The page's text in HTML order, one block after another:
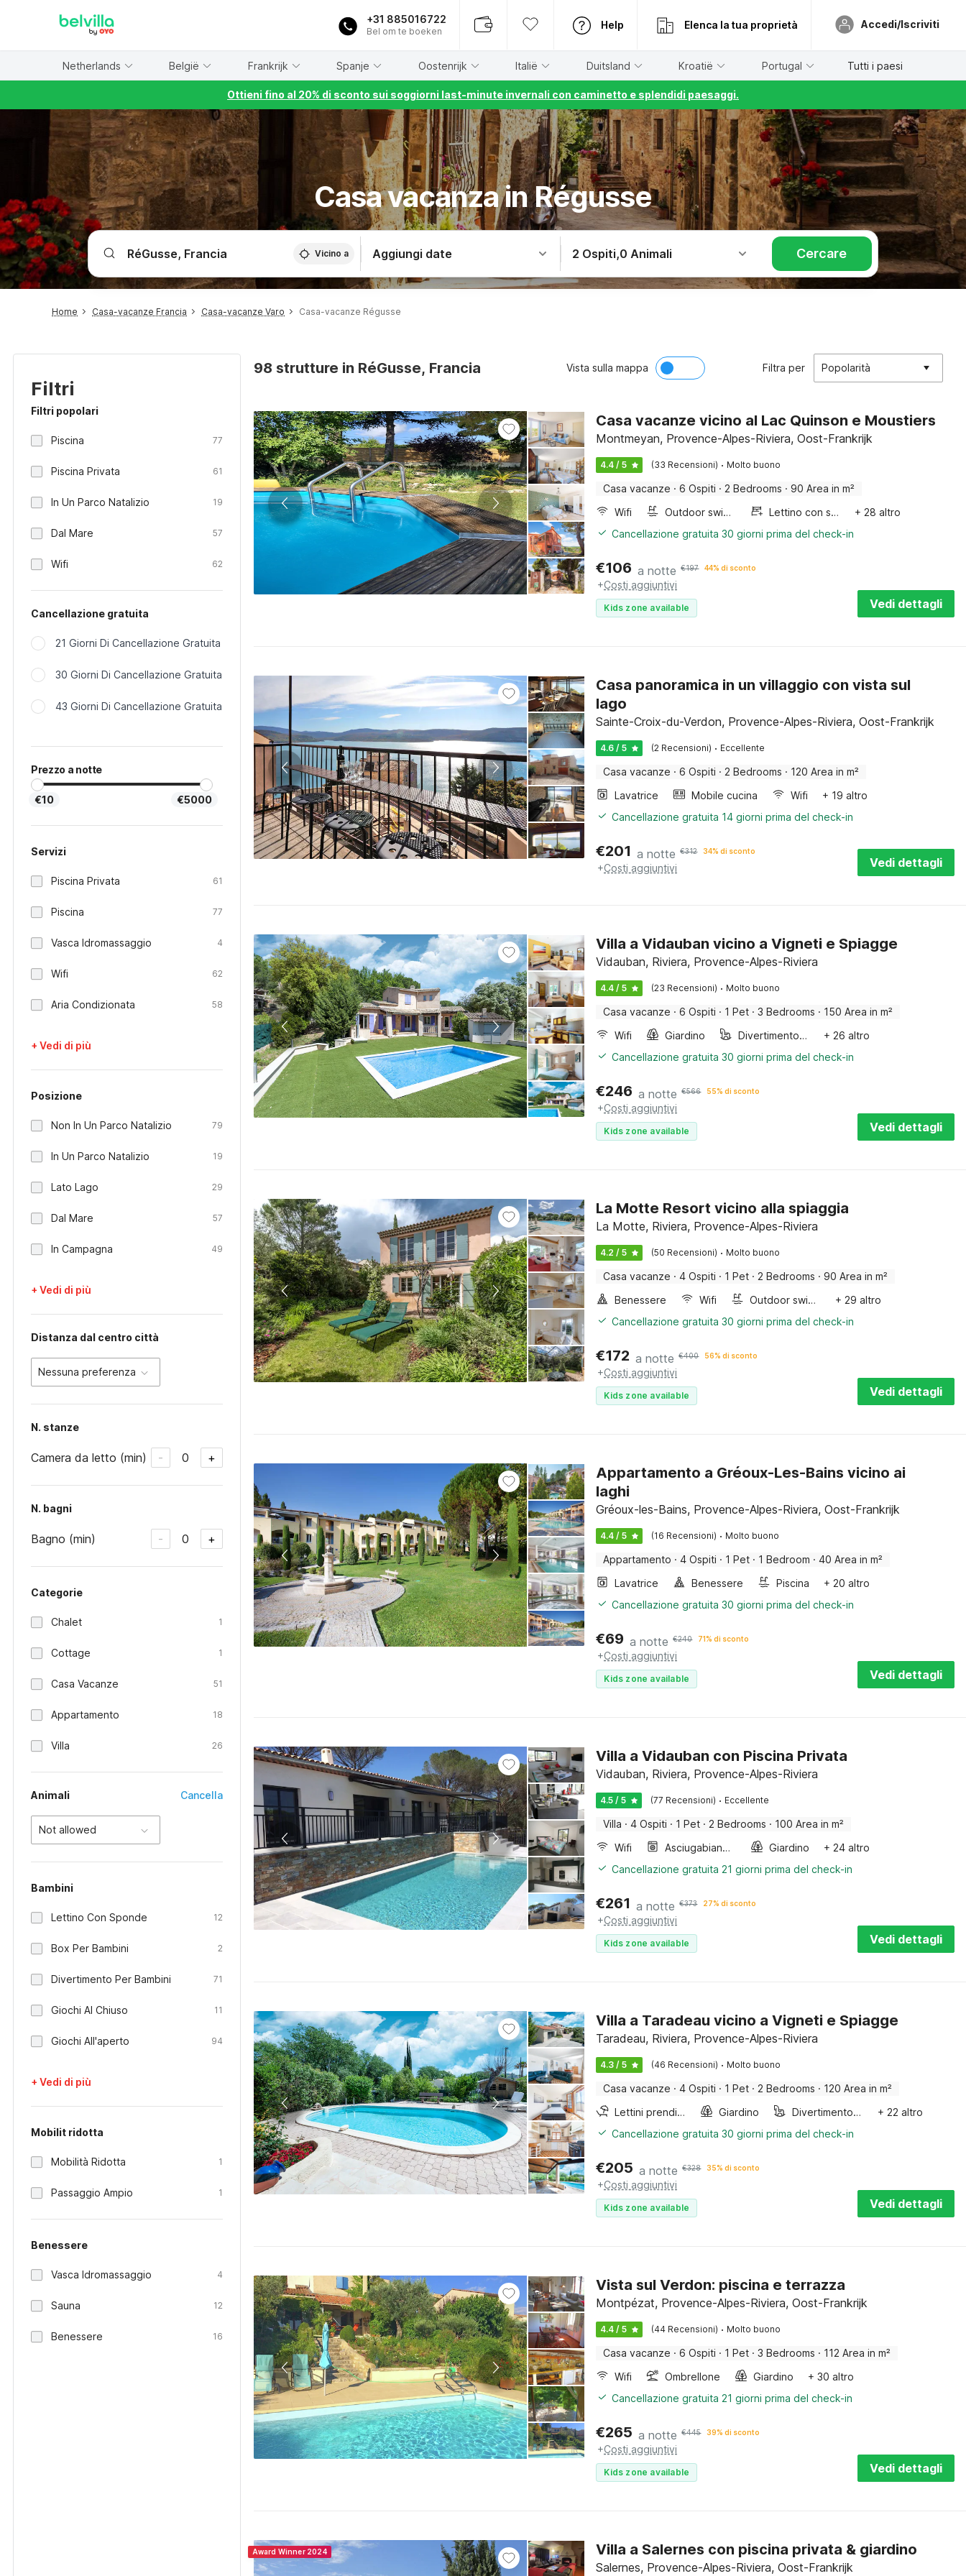
+31 885016722
Bel om te boeken
Help Elenca la tua proprietà Accedi/Iscriviti
Netherlands België Frankrijk Spanje Oostenrijk Italië Duitsland Kroatië Portugal Tutti i paesi
Ottieni fino al 20% di sconto sui soggiorni last-minute invernali con caminetto e splendidi paesaggi.
Casa vacanza in Régusse
Vicino a Aggiungi date 2 Ospiti,0 Animali Cercare
Home Casa-vacanze Francia Casa-vacanze Varo Casa-vacanze Régusse
Filtri
Filtri popolari
Piscina 77
Piscina Privata 61
In Un Parco Natalizio 19
Dal Mare 57
Wifi 62
Cancellazione gratuita
21 Giorni Di Cancellazione Gratuita
30 Giorni Di Cancellazione Gratuita
43 Giorni Di Cancellazione Gratuita
Prezzo a notte
€10 €5000
Servizi
Piscina Privata 61
Piscina 77
Vasca Idromassaggio 4
Wifi 62
Aria Condizionata 58
+ Vedi di più
Posizione
Non In Un Parco Natalizio 79
In Un Parco Natalizio 19
Lato Lago 29
Dal Mare 57
In Campagna 49
+ Vedi di più
Distanza dal centro città
Nessuna preferenza
N. stanze
Camera da letto (min) - 0 +
N. bagni
Bagno (min) - 0 +
Categorie
Chalet 1
Cottage 1
Casa Vacanze 51
Appartamento 18
Villa 26
Animali Cancella
Not allowed
Bambini
Lettino Con Sponde 12
Box Per Bambini 2
Divertimento Per Bambini 71
Giochi Al Chiuso 11
Giochi All'aperto 94
+ Vedi di più
Mobilit ridotta
Mobilità Ridotta 1
Passaggio Ampio 1
Benessere
Vasca Idromassaggio 4
Sauna 12
Benessere 16
98 strutture in RéGusse, Francia Vista sulla mappa Filtra per Popolarità
Casa vacanze vicino al Lac Quinson e Moustiers
Montmeyan, Provence-Alpes-Riviera, Oost-Frankrijk
4.4 / 5 (33 Recensioni) · Molto buono
Casa vacanze · 6 Ospiti · 2 Bedrooms · 90 Area in m²
Wifi
Outdoor swimming pool Lettino con sponde
+ 28 altro
Cancellazione gratuita 30 giorni prima del check-in
€106 a notte €197 44% di sconto
+Costi aggiuntivi
Kids zone available Vedi dettagli
Casa panoramica in un villaggio con vista sul
lago
Sainte-Croix-du-Verdon, Provence-Alpes-Riviera, Oost-Frankrijk
4.6 / 5 (2 Recensioni) · Eccellente
Casa vacanze · 6 Ospiti · 2 Bedrooms · 120 Area in m²
Lavatrice
Mobile cucina Wifi
+ 19 altro
Cancellazione gratuita 14 giorni prima del check-in
€201 a notte €312 34% di sconto
+Costi aggiuntivi Vedi dettagli
Villa a Vidauban vicino a Vigneti e Spiagge
Vidauban, Riviera, Provence-Alpes-Riviera
4.4 / 5 (23 Recensioni) · Molto buono
Casa vacanze · 6 Ospiti · 1 Pet · 3 Bedrooms · 150 Area in m²
Wifi
Giardino Divertimento per bambini
+ 26 altro
Cancellazione gratuita 30 giorni prima del check-in
€246 a notte €566 55% di sconto
+Costi aggiuntivi
Kids zone available Vedi dettagli
La Motte Resort vicino alla spiaggia
La Motte, Riviera, Provence-Alpes-Riviera
4.2 / 5 (50 Recensioni) · Molto buono
Casa vacanze · 4 Ospiti · 1 Pet · 2 Bedrooms · 90 Area in m²
Benessere
Wifi Outdoor swimming pool
+ 29 altro
Cancellazione gratuita 30 giorni prima del check-in
€172 a notte €400 56% di sconto
+Costi aggiuntivi
Kids zone available Vedi dettagli
Appartamento a Gréoux-Les-Bains vicino ai
laghi
Gréoux-les-Bains, Provence-Alpes-Riviera, Oost-Frankrijk
4.4 / 5 (16 Recensioni) · Molto buono
Appartamento · 4 Ospiti · 1 Pet · 1 Bedroom · 40 Area in m²
Lavatrice
Benessere Piscina
+ 20 altro
Cancellazione gratuita 30 giorni prima del check-in
€69 a notte €240 71% di sconto
+Costi aggiuntivi
Kids zone available Vedi dettagli
Villa a Vidauban con Piscina Privata
Vidauban, Riviera, Provence-Alpes-Riviera
4.5 / 5 (77 Recensioni) · Eccellente
Villa · 4 Ospiti · 1 Pet · 2 Bedrooms · 100 Area in m²
Wifi
Asciugabiancheria Giardino
+ 24 altro
Cancellazione gratuita 21 giorni prima del check-in
€261 a notte €373 27% di sconto
+Costi aggiuntivi
Kids zone available Vedi dettagli
Villa a Taradeau vicino a Vigneti e Spiagge
Taradeau, Riviera, Provence-Alpes-Riviera
4.3 / 5 (46 Recensioni) · Molto buono
Casa vacanze · 4 Ospiti · 1 Pet · 2 Bedrooms · 120 Area in m²
Lettini prendisole
Giardino Divertimento per bambini
+ 22 altro
Cancellazione gratuita 30 giorni prima del check-in
€205 a notte €328 35% di sconto
+Costi aggiuntivi
Kids zone available Vedi dettagli
Vista sul Verdon: piscina e terrazza
Montpézat, Provence-Alpes-Riviera, Oost-Frankrijk
4.4 / 5 (44 Recensioni) · Molto buono
Casa vacanze · 6 Ospiti · 1 Pet · 3 Bedrooms · 112 Area in m²
Wifi
Ombrellone Giardino
+ 30 altro
Cancellazione gratuita 21 giorni prima del check-in
€265 a notte €445 39% di sconto
+Costi aggiuntivi
Kids zone available Vedi dettagli
Award Winner 2024 Villa a Salernes con piscina privata & giardino
Salernes, Provence-Alpes-Riviera, Oost-Frankrijk